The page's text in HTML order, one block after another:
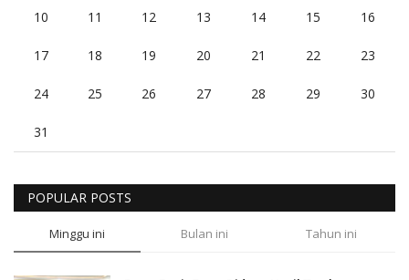
10 11 12 13 14 15 16
17 18 19 20 21 22 23
24 25 26 27 28 29 30
31
POPULAR POSTS
Minggu ini Bulan ini Tahun ini